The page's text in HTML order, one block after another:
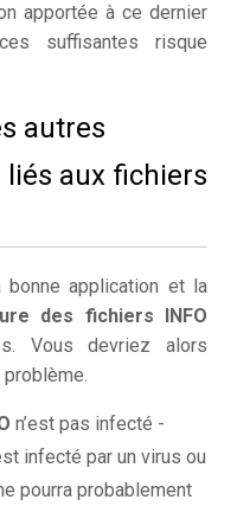
apportée à ce dernier
suffisantes risque
autres
aux fichiers
bonne application et la
des fichiers INFO
Vous devriez alors
n’est pas infecté -
infecté par un virus ou
pourra probablement